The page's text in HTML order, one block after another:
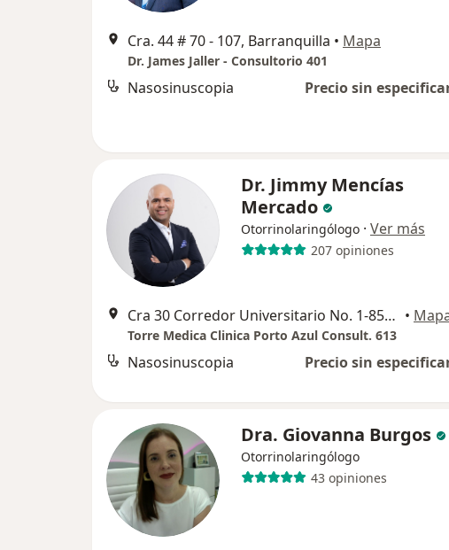
Cra. 44 # 70 - 107, Barranquilla • Mapa
Dr. James Jaller - Consultorio 401
Nasosinuscopia Precio sin
Dr. Jimmy Mencías
Mercado
Otorrinolaringólogo · Ver más
207 opiniones
Cra 30 Corredor Universitario No. 1-850, Barranquilla •
Torre Medica Clinica Porto Azul Consult. 613
Nasosinuscopia Precio sin
Dra. Giovanna Burgos
Otorrinolaringólogo
43 opiniones